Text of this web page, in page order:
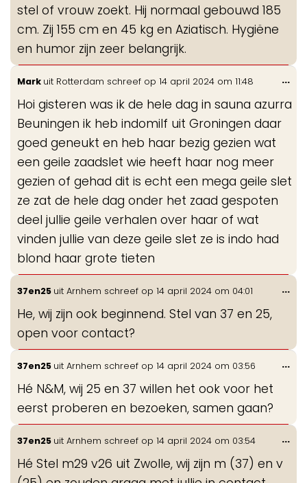
stel of vrouw zoekt. Hij normaal gebouwd 185
cm. Zij 155 cm en 45 kg en Aziatisch. Hygiëne
en humor zijn zeer belangrijk.
Mark uit Rotterdam schreef op 14 april 2024 om 11:48
Hoi gisteren was ik de hele dag in sauna azurra
Beuningen ik heb indomilf uit Groningen daar
goed geneukt en heb haar bezig gezien wat
een geile zaadslet wie heeft haar nog meer
gezien of gehad dit is echt een mega geile slet
ze zat de hele dag onder het zaad gespoten
deel jullie geile verhalen over haar of wat
vinden jullie van deze geile slet ze is indo had
blond haar grote tieten
...
37en25 uit Arnhem schreef op 14 april 2024 om 04:01
He, wij zijn ook beginnend. Stel van 37 en 25,
open voor contact?
...
37en25 uit Arnhem schreef op 14 april 2024 om 03:56
Hé N&M, wij 25 en 37 willen het ook voor het
eerst proberen en bezoeken, samen gaan?
...
37en25 uit Arnhem schreef op 14 april 2024 om 03:54
Hé Stel m29 v26 uit Zwolle, wij zijn m (37) en v
...